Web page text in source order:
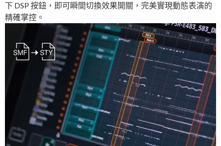
下 DSP 按鈕，即可瞬間切換效果開關，完美實現動態表演的
精確掌控。